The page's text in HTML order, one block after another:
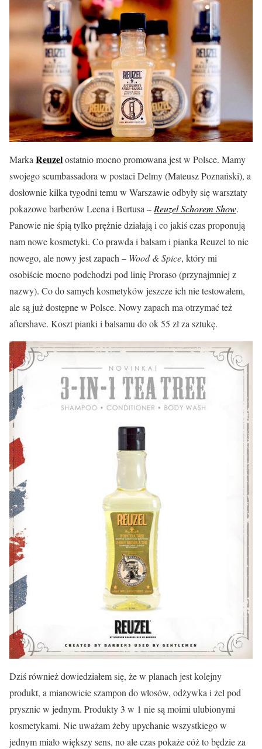
MarkaReuzelostatnio mocno promowana jest w Polsce. Mamy
swojego scumbassadora w postaci Delmy (Mateusz Poznański), a
dosłownie kilka tygodni temu w Warszawie odbyły się warsztaty
pokazowe barberów Leena i Bertusa –Reuzel Schorem Show.
Panowie nie śpią tylko prężnie działają i co jakiś czas proponują
nam nowe kosmetyki. Co prawda i balsam i pianka Reuzel to nic
nowego, ale nowy jest zapach – Wood & Spice, który mi
osobiście mocno podchodzi pod linię Proraso (przynajmniej z
nazwy). Co do samych kosmetyków jeszcze ich nie testowałem,
ale są już dostępne w Polsce. Nowy zapach ma otrzymać też
aftershave. Koszt pianki i balsamu do ok 55 zł za sztukę.
Dziś również dowiedziałem się, że w planach jest kolejny
produkt, a mianowicie szampon do włosów, odżywka i żel pod
prysznic w jednym. Produkty 3 w 1 nie są moimi ulubionymi
kosmetykami. Nie uważam żeby upychanie wszystkiego w
jednym miało większy sens, no ale czas pokaże cóż to będzie za